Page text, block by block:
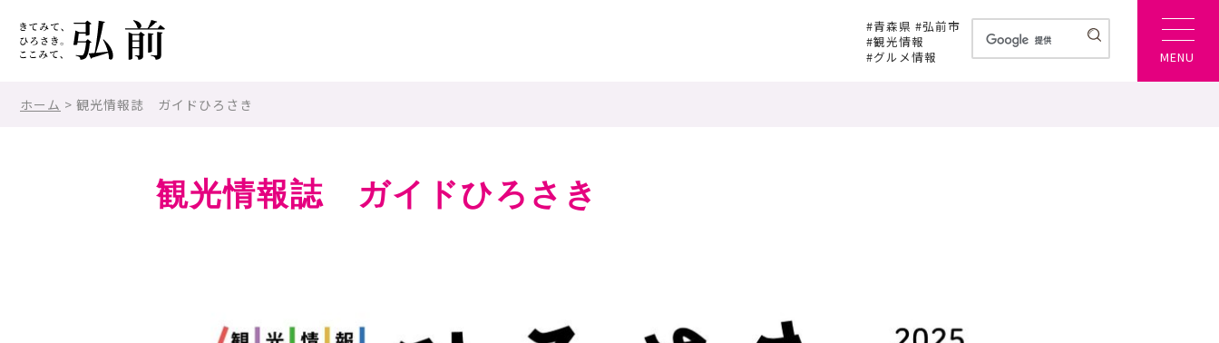
MENU
#青森県 #弘前市
#観光情報
#グルメ情報
ホーム > 観光情報誌 ガイドひろさき
観光情報誌 ガイドひろさき